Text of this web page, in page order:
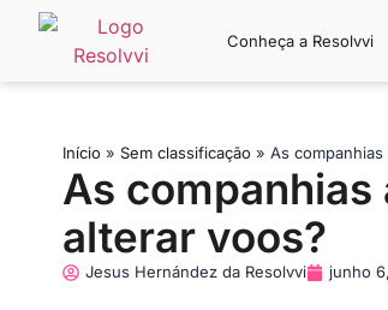
Conheça a Resolvvi
Início » Sem classificação » As
As
alterar voos?
Jesus Hernández da Resolvvi junho